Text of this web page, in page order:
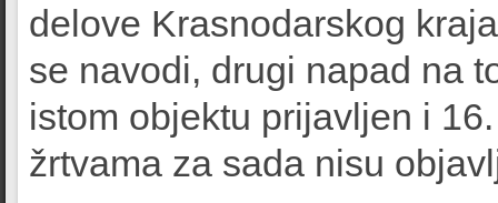
delove Krasnodarskog
se navodi, drugi napad na
istom objektu prijavljen i
žrtvama za sada nisu